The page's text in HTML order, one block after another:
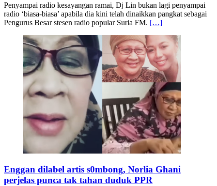
Penyampai radio kesayangan ramai, Dj Lin bukan lagi penyampai
radio ‘biasa-biasa’ apabila dia kini telah dinaikkan pangkat sebagai
Pengurus Besar stesen radio popular Suria FM. […]
Enggan dilabel artis s0mbong, Norlia Ghani
perjelas punca tak tahan duduk PPR